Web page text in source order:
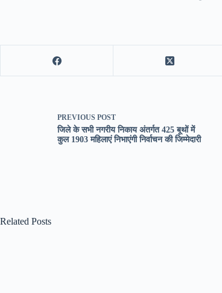
PREVIOUS POST
जिले के सभी नगरीय निकाय अंतर्गत 425 बूथों में
कुल 1903 महिलाएं निभाएंगी निर्वाचन की जिम्मेदारी
Related Posts